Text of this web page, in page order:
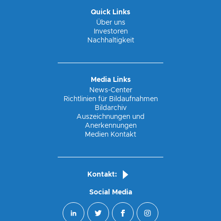
Die Partnerschaft mit Tchibo besteht schon lange
und bietet den Kunden die Möglichkeiten, einen
Barista Kaffee oder einen
Selbstbedienungskaffee zu genießen.
Quick Links
Über uns
Investoren
Nachhaltigkeit
Media Links
News-Center
Richtlinien für Bildaufnahmen
Bildarchiv
Auszeichnungen und
Anerkennungen
Medien Kontakt
Kontakt:
Social Media